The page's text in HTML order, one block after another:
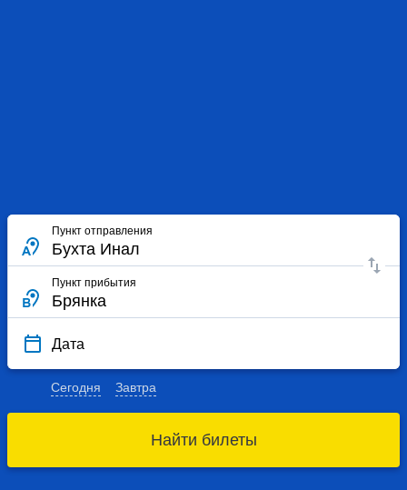
Пункт отправления
Пункт прибытия
Дата
Сегодня Завтра
Найти билеты